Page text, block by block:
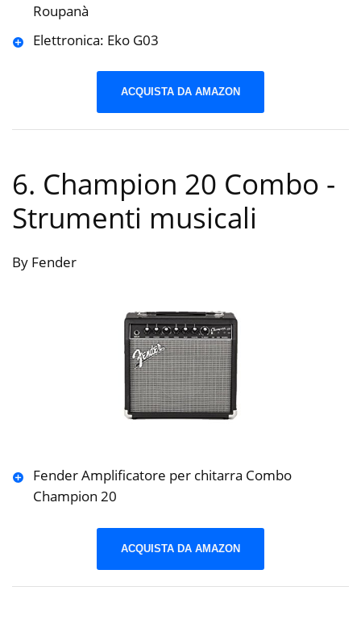
Roupanà
Elettronica: Eko G03
ACQUISTA DA AMAZON
6. Champion 20 Combo -
Strumenti musicali
By Fender
Fender Amplificatore per chitarra Combo
Champion 20
ACQUISTA DA AMAZON